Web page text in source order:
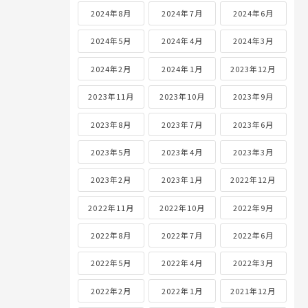
2024年8月 2024年7月 2024年6月
2024年5月 2024年4月 2024年3月
2024年2月 2024年1月 2023年12月
2023年11月 2023年10月 2023年9月
2023年8月 2023年7月 2023年6月
2023年5月 2023年4月 2023年3月
2023年2月 2023年1月 2022年12月
2022年11月 2022年10月 2022年9月
2022年8月 2022年7月 2022年6月
2022年5月 2022年4月 2022年3月
2022年2月 2022年1月 2021年12月